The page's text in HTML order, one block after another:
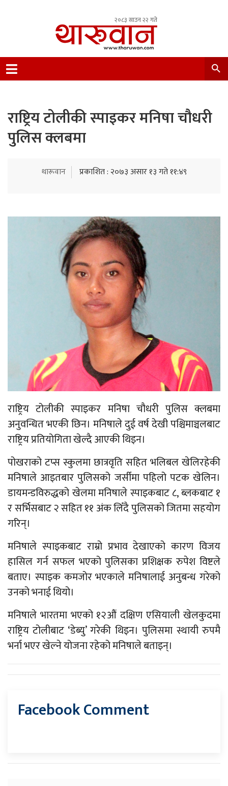
२०८३ साउन २२ गते
Nepal.
राष्ट्रिय टोलीकी स्पाइकर मनिषा चौधरी
पुलिस क्लबमा
थारूवान प्रकाशित : २०७३ असार १३ गते ११:४९
राष्ट्रिय टोलीकी स्पाइकर मनिषा चौधरी पुलिस क्लबमा
अनुवन्धित भएकी छिन। मनिषाले दुई वर्ष देखी पश्चिमाञ्चलबाट
राष्ट्रिय प्रतियोगिता खेल्दै आएकी थिइन।
पोखराको टप्स स्कुलमा छात्रवृति सहित भलिबल खेलिरहेकी
मनिषाले आइतबार पुलिसको जर्सीमा पहिलो पटक खेलिन।
डायमन्डविरुद्धको खेलमा मनिषाले स्पाइकबाट ८, ब्लकबाट १
र सर्भिसबाट २ सहित ११ अंक लिँदै पुलिसको जितमा सहयोग
गरिन्।
मनिषाले स्पाइकबाट राम्रो प्रभाव देखाएको कारण विजय
हासिल गर्न सफल भएको पुलिसका प्रशिक्षक रुपेश विष्टले
बताए। स्पाइक कमजोर भएकाले मनिषालाई अनुबन्ध गरेको
उनको भनाई थियो।
मनिषाले भारतमा भएको १२औं दक्षिण एसियाली खेलकुदमा
राष्ट्रिय टोलीबाट ‘डेब्यु’ गरेकी थिइन। पुलिसमा स्थायी रुपमै
भर्ना भएर खेल्ने योजना रहेको मनिषाले बताइन्।
Facebook Comment